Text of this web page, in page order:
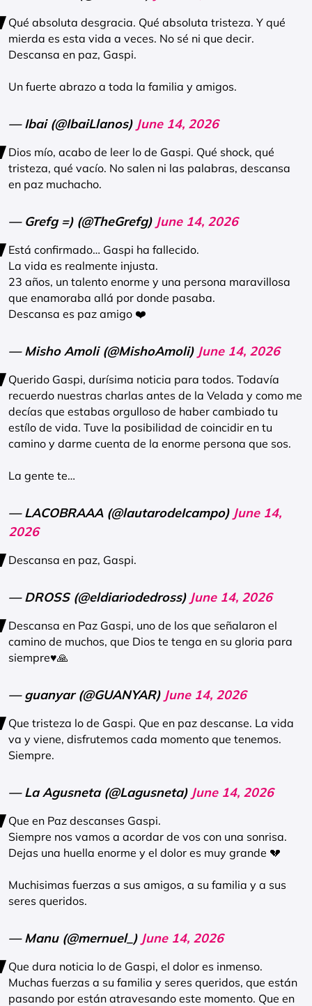
Qué absoluta desgracia. Qué absoluta tristeza. Y qué
mierda es esta vida a veces. No sé ni que decir.
Descansa en paz, Gaspi.
Un fuerte abrazo a toda la familia y amigos.
— Ibai (@IbaiLlanos) June 14, 2026
Dios mío, acabo de leer lo de Gaspi. Qué shock, qué
tristeza, qué vacío. No salen ni las palabras, descansa
en paz muchacho.
— Grefg =) (@TheGrefg) June 14, 2026
Está confirmado… Gaspi ha fallecido.
La vida es realmente injusta.
23 años, un talento enorme y una persona maravillosa
que enamoraba allá por donde pasaba.
Descansa es paz amigo ❤️
— Misho Amoli (@MishoAmoli) June 14, 2026
Querido Gaspi, durísima noticia para todos. Todavía
recuerdo nuestras charlas antes de la Velada y como me
decías que estabas orgulloso de haber cambiado tu
estílo de vida. Tuve la posibilidad de coincidir en tu
camino y darme cuenta de la enorme persona que sos.
La gente te…
— LACOBRAAA (@lautarodeIcampo) June 14,
2026
Descansa en paz, Gaspi.
— DROSS (@eldiariodedross) June 14, 2026
Descansa en Paz Gaspi, uno de los que señalaron el
camino de muchos, que Dios te tenga en su gloria para
siempre♥️🙏
— guanyar (@GUANYAR) June 14, 2026
Que tristeza lo de Gaspi. Que en paz descanse. La vida
va y viene, disfrutemos cada momento que tenemos.
Siempre.
— La Agusneta (@Lagusneta) June 14, 2026
Que en Paz descanses Gaspi.
Siempre nos vamos a acordar de vos con una sonrisa.
Dejas una huella enorme y el dolor es muy grande 💔
Muchisimas fuerzas a sus amigos, a su familia y a sus
seres queridos.
— Manu (@mernuel_) June 14, 2026
Que dura noticia lo de Gaspi, el dolor es inmenso.
Muchas fuerzas a su familia y seres queridos, que están
pasando por están atravesando este momento. Que en